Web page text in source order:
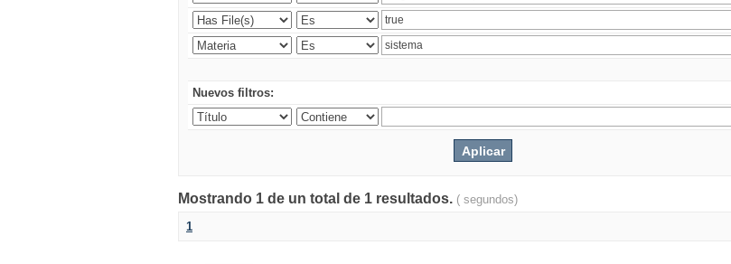
Nuevos filtros:
Mostrando 1 de un total de 1 resultados. ( segundos)
1